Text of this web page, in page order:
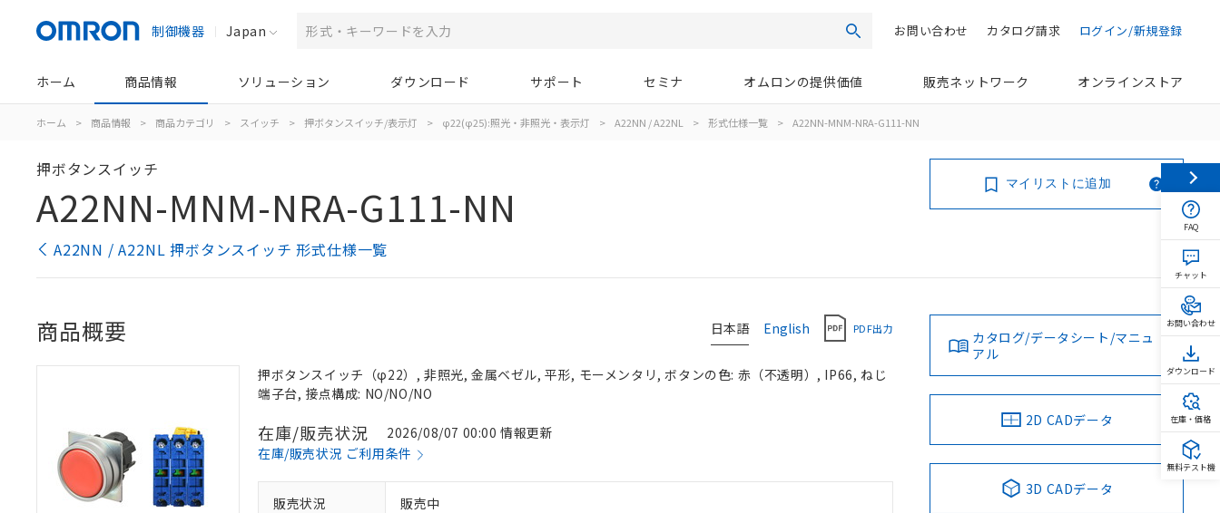
制御機器 Japan 検索 ログイン/新規登録
カタログ請求
お問い合わせ
ホーム 商品情報 ソリューション ダウンロード サポート セミナ オムロンの提供価値 販売ネットワーク オンラインストア
ホーム > 商品情報 > 商品カテゴリ > スイッチ > 押ボタンスイッチ/表示灯 > φ22(φ25):照光・非照光・表示灯 > A22NN / A22NL > 形式仕様一覧 > A22NN-MNM-NRA-G111-NN
押ボタンスイッチ
A22NN-MNM-NRA-G111-NN
A22NN / A22NL 押ボタンスイッチ 形式仕様一覧
マイリストに追加
日本語 English PDF出力
商品概要
押ボタンスイッチ（φ22）, 非照光, 金属ベゼル, 平形, モーメンタリ, ボタンの色: 赤（不透明）, IP66, ねじ
端子台, 接点構成: NO/NO/NO
在庫/販売状況
2026/08/07 00:00 情報更新
在庫/販売状況 ご利用条件
販売状況 販売中
カタログ/データシート/マニュ
アル
2D CADデータ
3D CADデータ
FAQ
チャット
お問い合わせ
ダウンロード
在庫・価格
無料テスト機